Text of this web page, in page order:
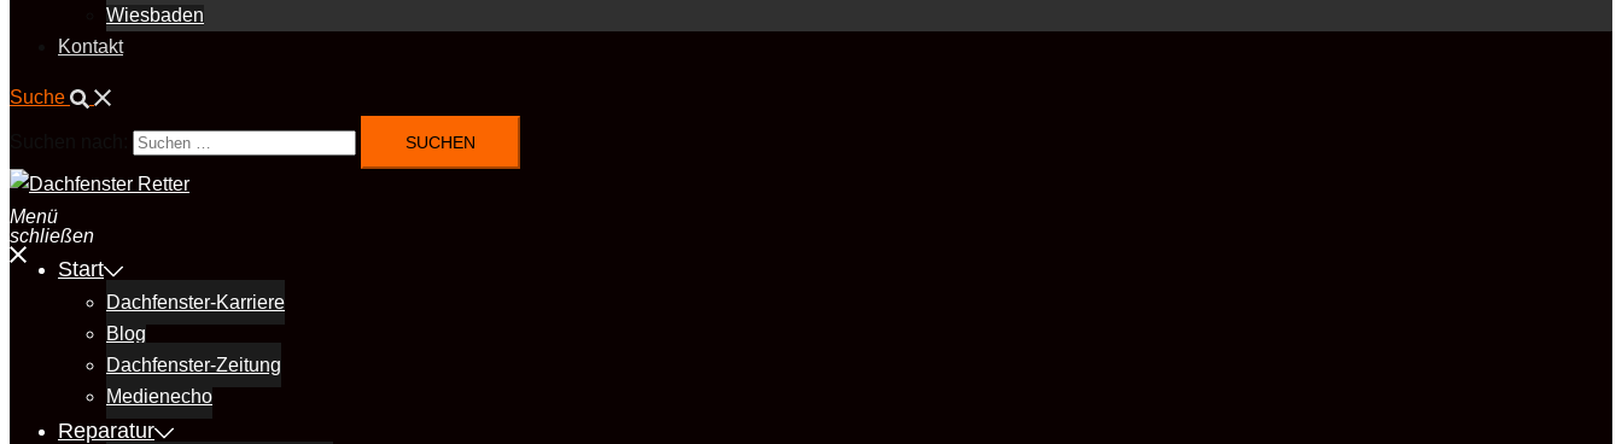
Wiesbaden
Kontakt
Suche
Menü
schließen
Start
Dachfenster-Karriere
Blog
Dachfenster-Zeitung
Medienecho
Reparatur